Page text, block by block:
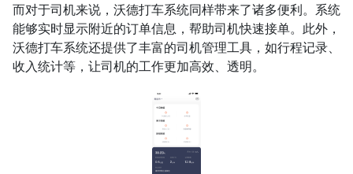
而对于司机来说，沃德打车系统同样带来了诸多便利。系统
能够实时显示附近的订单信息，帮助司机快速接单。此外，
沃德打车系统还提供了丰富的司机管理工具，如行程记录、
收入统计等，让司机的工作更加高效、透明。